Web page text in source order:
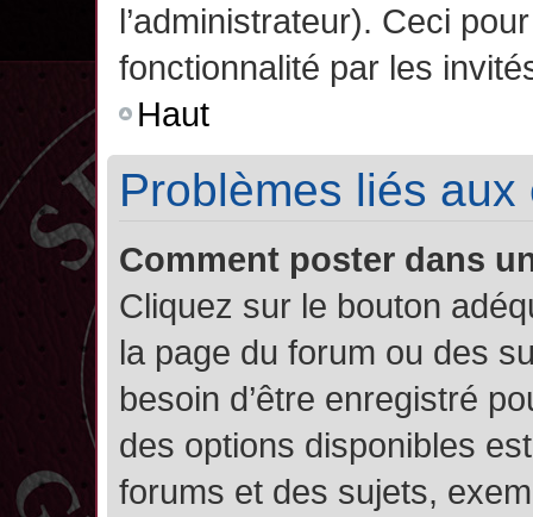
l’administrateur). Ceci
fonctionnalité par les
Haut
Problèmes liés
Comment poster dans
Cliquez sur le bouton
la page du forum ou des
besoin d’être enregistré
des options disponibles
forums et des sujets,